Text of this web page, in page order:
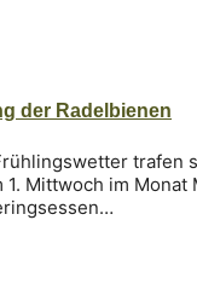
der Radelbienen
trafen
1. Mittwoch im Monat